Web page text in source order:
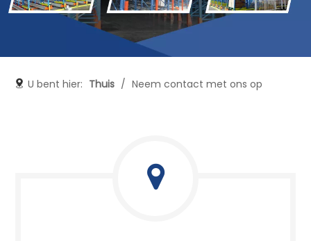
U bent hier: Thuis / Neem contact met ons op